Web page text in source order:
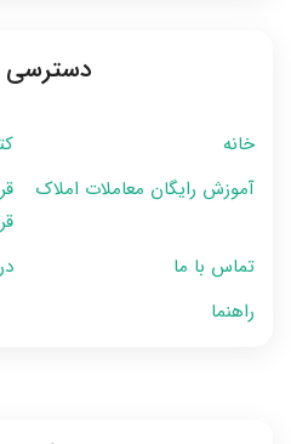
دسترسی
خانه
آموزش رایگان معاملات املاک
تماس با ما
راهنما